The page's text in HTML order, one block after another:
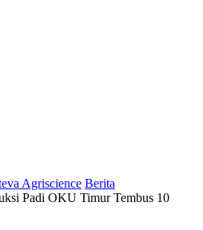
Agriscience Berita
Padi OKU Timur Tembus 10